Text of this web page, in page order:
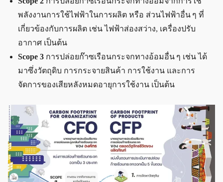
พลังงานการใช้ไฟฟ้าในการผลิต หรือ ส่วนไฟฟ้าอื่น ๆ ที่
เกี่ยวข้องกับการผลิต เช่น ไฟฟ้าส่องสว่าง, เครื่องปรับ
อากาศ เป็นต้น
Scope 3 การปล่อยก๊าซเรือนกระจกทางอ้อมอื่น ๆ เช่น ได้
มาซึ่งวัตถุดิบ การกระจายสินค้า การใช้งาน และการ
จัดการของเสียหลังหมดอายุการใช้งาน เป็นต้น